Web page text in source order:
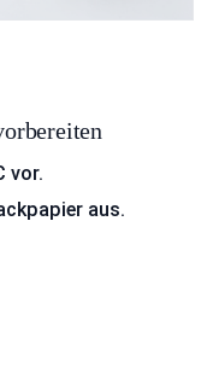
vor.
aus.